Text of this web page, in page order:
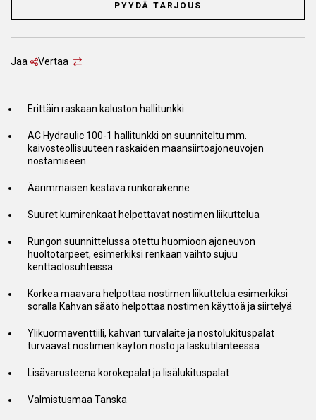
PYYDÄ TARJOUS
Jaa Vertaa
Erittäin raskaan kaluston hallitunkki
AC Hydraulic 100-1 hallitunkki on suunniteltu mm.
kaivosteollisuuteen raskaiden maansiirtoajoneuvojen
nostamiseen
Äärimmäisen kestävä runkorakenne
Suuret kumirenkaat helpottavat nostimen liikuttelua
Rungon suunnittelussa otettu huomioon ajoneuvon
huoltotarpeet, esimerkiksi renkaan vaihto sujuu
kenttäolosuhteissa
Korkea maavara helpottaa nostimen liikuttelua esimerkiksi
soralla Kahvan säätö helpottaa nostimen käyttöä ja siirtelyä
Ylikuormaventtiili, kahvan turvalaite ja nostolukituspalat
turvaavat nostimen käytön nosto ja laskutilanteessa
Lisävarusteena korokepalat ja lisälukituspalat
Valmistusmaa Tanska